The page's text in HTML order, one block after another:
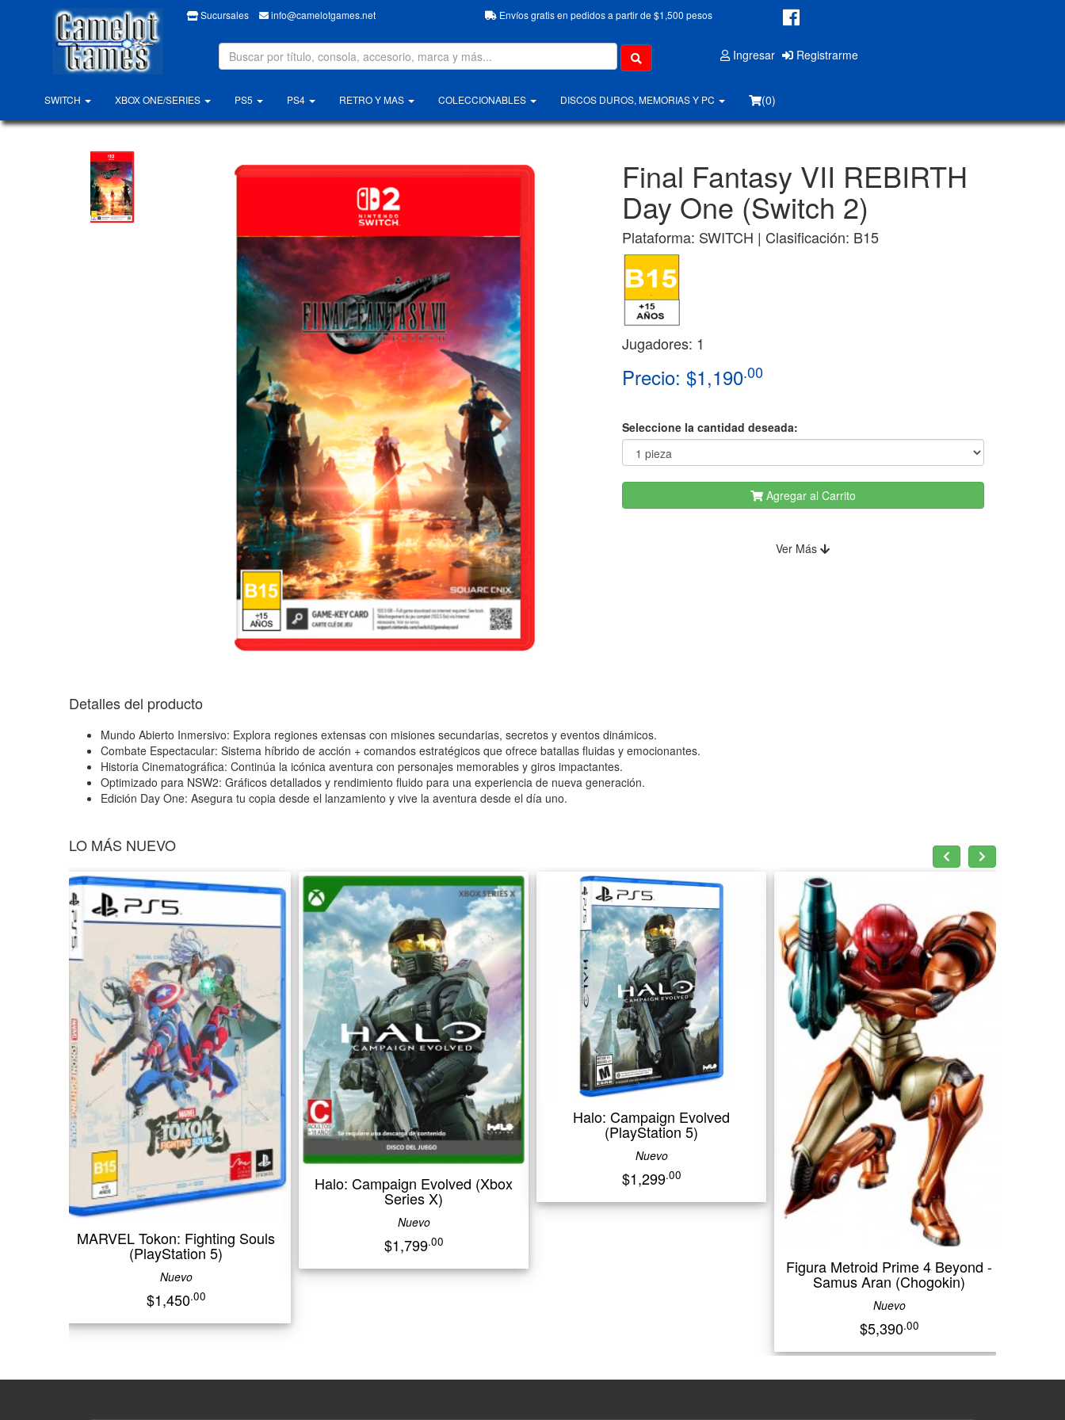
Sucursales info@camelotgames.net Envíos gratis en pedidos a partir de $1,500 pesos
Ingresar Registrarme
SWITCH XBOX ONE/SERIES PS5 PS4 RETRO Y MAS COLECCIONABLES DISCOS DUROS, MEMORIAS Y PC (0)
Final Fantasy VII REBIRTH
Day One (Switch 2)
Plataforma: SWITCH | Clasificación: B15
Jugadores: 1
Precio: $1,190.00
Seleccione la cantidad deseada:
Agregar al Carrito
Ver Más
Detalles del producto
Mundo Abierto Inmersivo: Explora regiones extensas con misiones secundarias, secretos y eventos dinámicos.
Combate Espectacular: Sistema híbrido de acción + comandos estratégicos que ofrece batallas fluidas y emocionantes.
Historia Cinematográfica: Continúa la icónica aventura con personajes memorables y giros impactantes.
Optimizado para NSW2: Gráficos detallados y rendimiento fluido para una experiencia de nueva generación.
Edición Day One: Asegura tu copia desde el lanzamiento y vive la aventura desde el día uno.
LO MÁS NUEVO
MARVEL Tokon: Fighting Souls
(PlayStation 5)
$1,450.00
Halo: Campaign Evolved (Xbox
Series X)
$1,799.00
Halo: Campaign Evolved
(PlayStation 5)
$1,299.00
Figura Metroid Prime 4 Beyond -
Samus Aran (Chogokin)
$5,390.00
Assassin´s